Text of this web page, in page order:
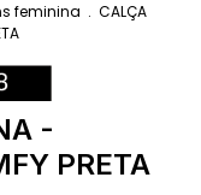
feminina . CALÇA
-
PRETA